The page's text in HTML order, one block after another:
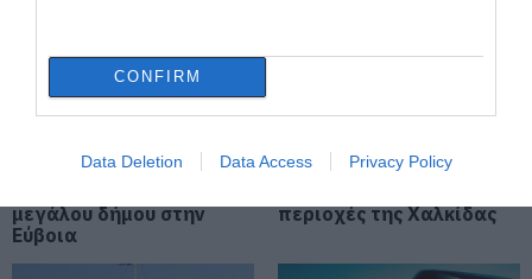
CONFIRM
Data Deletion Data Access Privacy Policy
Έκτακτη διακοπή νερού τώρα
στην παραλία Αυλίδας
γαστρονομίας – Σήμερα η μεγάλη
έναρξη!
07.08.2026 | 10:45
μεγάλου δήμου στην
Εύβοια
περιοχές της Χαλκίδας